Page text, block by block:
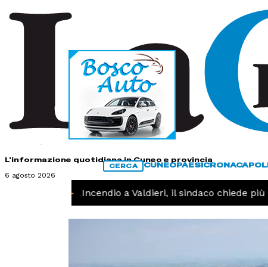
L'informazione quotidiana in Cuneo e provincia
6 agosto 2026
CERCA CUNEOPAESICRONACA
Incendio a Valdieri, il sindaco chiede più